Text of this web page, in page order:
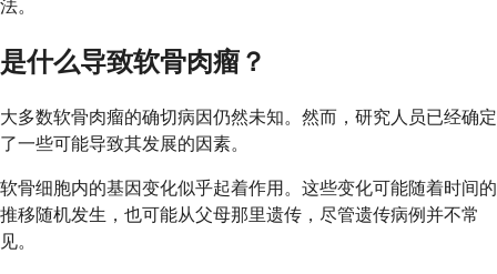
法。
是什么导致软骨肉瘤？
大多数软骨肉瘤的确切病因仍然未知。然而，研究人员已经确定
了一些可能导致其发展的因素。
软骨细胞内的基因变化似乎起着作用。这些变化可能随着时间的
推移随机发生，也可能从父母那里遗传，尽管遗传病例并不常
见。